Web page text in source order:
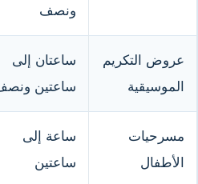
ونصف
عروض التكريم
الموسيقية
ساعتان إلى
ساعتين
مسرحيات
الأطفال
ساعة إلى
ساعتين